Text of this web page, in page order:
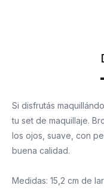
Si disfrutás
tu set de maquillaje.
los ojos, suave, con
buena calidad.
Medidas: 15,2 cm de